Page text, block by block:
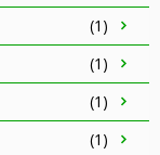
(1)
(1)
(1)
(1)